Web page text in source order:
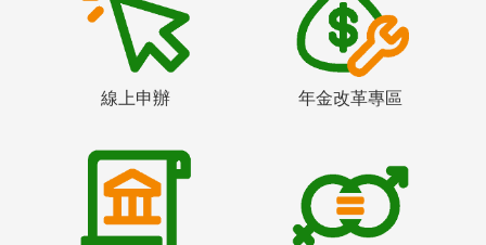
線上申辦 年金改革專區